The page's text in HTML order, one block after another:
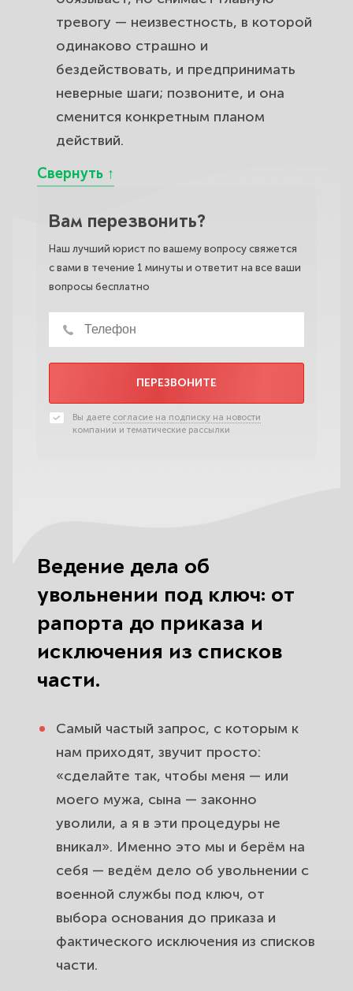
тревогу — неизвестность, в которой
одинаково страшно и
бездействовать, и предпринимать
неверные шаги; позвоните, и она
сменится конкретным планом
действий.
Вам перезвонить?
Наш лучший юрист по вашему вопросу свяжется
с вами в течение 1 минуты и ответит на все ваши
вопросы бесплатно
ПЕРЕЗВОНИТЕ
Вы даете согласие на подписку на новости
компании и тематические рассылки
Ведение дела об
увольнении под ключ: от
рапорта до приказа и
исключения из списков
части.
Самый частый запрос, с которым к
нам приходят, звучит просто:
«сделайте так, чтобы меня — или
моего мужа, сына — законно
уволили, а я в эти процедуры не
вникал». Именно это мы и берём на
себя — ведём дело об увольнении с
военной службы под ключ, от
выбора основания до приказа и
фактического исключения из списков
части.